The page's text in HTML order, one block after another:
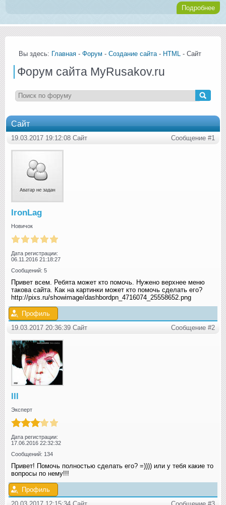
Подробнее
Вы здесь: Главная - Форум - Создание сайта- HTML - Сайт
Форум сайта MyRusakov.ru
Сайт
19.03.2017 19:12:08 Сайт Сообщение #1
IronLag
Новичок
Дата регистрации:
06.11.2016 21:18:27
Сообщений: 5
Привет всем. Ребята может кто помочь. Нужено верхнее меню
такова сайта. Как на картинки может кто помочь сделать его?
http://pixs.ru/showimage/dashbordpn_4716074_25558652.png
Профиль
19.03.2017 20:36:39 Сайт
Сообщение #2
lll
Эксперт
Дата регистрации:
17.06.2016 22:32:32
Сообщений: 134
Привет! Помочь полностью сделать его? =)))) или у тебя какие то
вопросы по нему!!!
Профиль